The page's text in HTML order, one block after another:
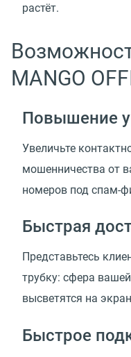
растёт.
MANGO
Повышение
Увеличьте
мошенничества от
номеров под спам-
Быстрая
Представьтесь
трубку: сфера
высветятся на
Быстрое